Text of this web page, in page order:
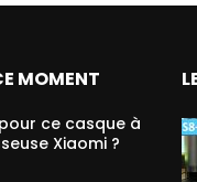
MOMENT
ce casque à
Xiaomi ?